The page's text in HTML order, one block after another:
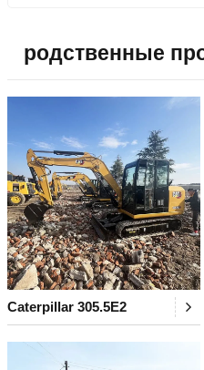
родственные
Caterpillar 305.5E2